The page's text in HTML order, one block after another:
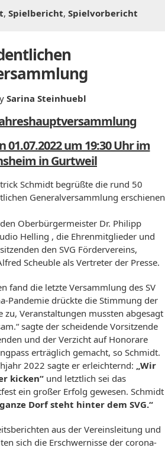
, Spielbericht, Spielvorbericht
Sarina Steinhuebl
um 19:30 Uhr im
in Gurtweil
Schmidt begrüßte die rund 50
Generalversammlung erschienen
Oberbürgermeister Dr. Philipp
Helling , die Ehrenmitglieder und
den SVG Fördervereins,
Scheuble als Vertreter der Presse.
fand die letzte Versammlung des SV
Pandemie drückte die Stimmung der
zu, Veranstaltungen mussten abgesagt
sagte der scheidende Vorsitzende
und der Verzicht auf Honorare
erträglich gemacht, so Schmidt.
2022 sagte er erleichternd: „Wir
kicken“ und letztlich sei das
ein großer Erfolg gewesen. Schmidt
ganze Dorf steht hinter dem SVG.“
aus der Vereinsleitung und
sich die Erschwernisse der corona-